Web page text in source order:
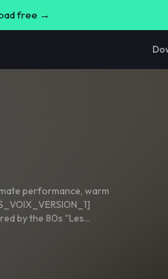
free →
performance, warm
by the 80s "Les
performance